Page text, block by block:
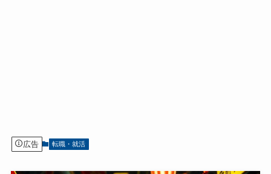
広告 転職・就活